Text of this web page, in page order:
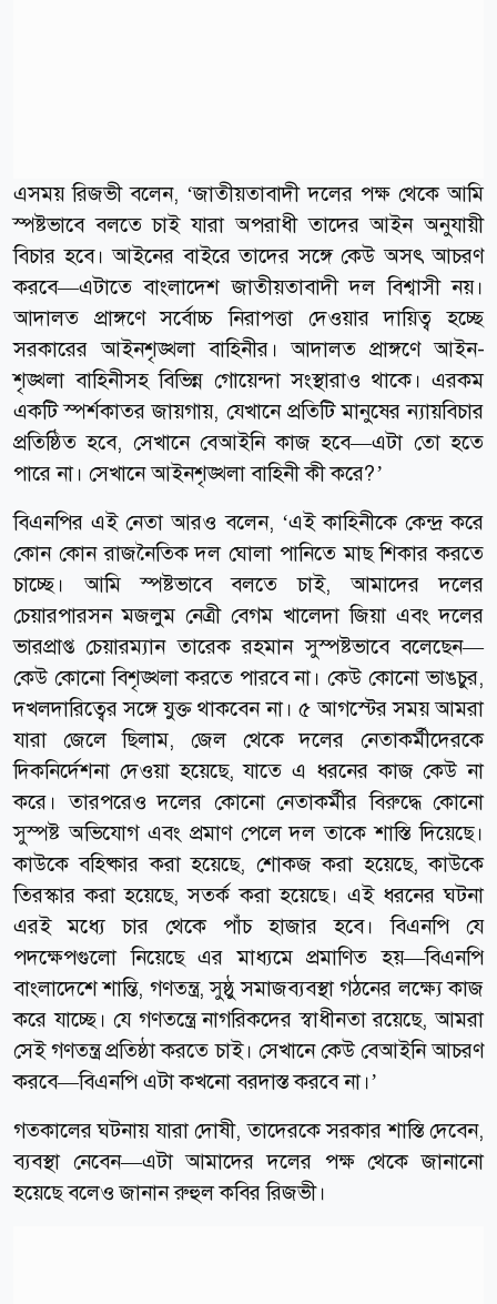
এসময় রিজভী বলেন, ‘জাতীয়তাবাদী দলের পক্ষ থেকে আমি
স্পষ্টভাবে বলতে চাই যারা অপরাধী তাদের আইন অনুযায়ী
বিচার হবে। আইনের বাইরে তাদের সঙ্গে কেউ অসৎ আচরণ
করবে—এটাতে বাংলাদেশ জাতীয়তাবাদী দল বিশ্বাসী নয়।
আদালত প্রাঙ্গণে সর্বোচ্চ নিরাপত্তা দেওয়ার দায়িত্ব হচ্ছে
সরকারের আইনশৃঙ্খলা বাহিনীর। আদালত প্রাঙ্গণে আইন-
শৃঙ্খলা বাহিনীসহ বিভিন্ন গোয়েন্দা সংস্থারাও থাকে। এরকম
একটি স্পর্শকাতর জায়গায়, যেখানে প্রতিটি মানুষের ন্যায়বিচার
প্রতিষ্ঠিত হবে, সেখানে বেআইনি কাজ হবে—এটা তো হতে
পারে না। সেখানে আইনশৃঙ্খলা বাহিনী কী করে?’
বিএনপির এই নেতা আরও বলেন, ‘এই কাহিনীকে কেন্দ্র করে
কোন কোন রাজনৈতিক দল ঘোলা পানিতে মাছ শিকার করতে
চাচ্ছে। আমি স্পষ্টভাবে বলতে চাই, আমাদের দলের
চেয়ারপারসন মজলুম নেত্রী বেগম খালেদা জিয়া এবং দলের
ভারপ্রাপ্ত চেয়ারম্যান তারেক রহমান সুস্পষ্টভাবে বলেছেন—
কেউ কোনো বিশৃঙ্খলা করতে পারবে না। কেউ কোনো ভাঙচুর,
দখলদারিত্বের সঙ্গে যুক্ত থাকবেন না। ৫ আগস্টের সময় আমরা
যারা জেলে ছিলাম, জেল থেকে দলের নেতাকর্মীদেরকে
দিকনির্দেশনা দেওয়া হয়েছে, যাতে এ ধরনের কাজ কেউ না
করে। তারপরেও দলের কোনো নেতাকর্মীর বিরুদ্ধে কোনো
সুস্পষ্ট অভিযোগ এবং প্রমাণ পেলে দল তাকে শাস্তি দিয়েছে।
কাউকে বহিষ্কার করা হয়েছে, শোকজ করা হয়েছে, কাউকে
তিরস্কার করা হয়েছে, সতর্ক করা হয়েছে। এই ধরনের ঘটনা
এরই মধ্যে চার থেকে পাঁচ হাজার হবে। বিএনপি যে
পদক্ষেপগুলো নিয়েছে এর মাধ্যমে প্রমাণিত হয়—বিএনপি
বাংলাদেশে শান্তি, গণতন্ত্র, সুষ্ঠু সমাজব্যবস্থা গঠনের লক্ষ্যে কাজ
করে যাচ্ছে। যে গণতন্ত্রে নাগরিকদের স্বাধীনতা রয়েছে, আমরা
সেই গণতন্ত্র প্রতিষ্ঠা করতে চাই। সেখানে কেউ বেআইনি আচরণ
করবে—বিএনপি এটা কখনো বরদাস্ত করবে না।’
গতকালের ঘটনায় যারা দোষী, তাদেরকে সরকার শাস্তি দেবেন,
ব্যবস্থা নেবেন—এটা আমাদের দলের পক্ষ থেকে জানানো
হয়েছে বলেও জানান রুহুল কবির রিজভী।